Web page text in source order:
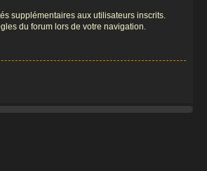
supplémentaires aux utilisateurs inscrits.
du forum lors de votre navigation.